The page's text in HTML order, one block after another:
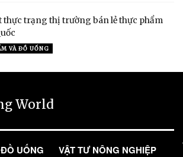
thực trạng thị trường bán lẻ thực phẩm
VÀ ĐỒ UỐNG
World
UỐNG VẬT TƯ NÔNG NGHIỆP